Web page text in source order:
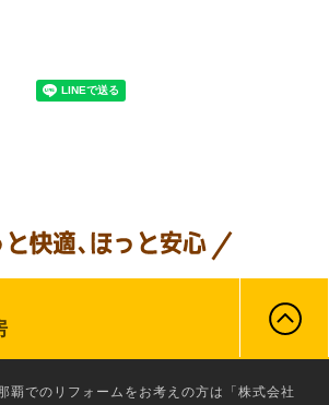
覇でのリフォームをお考えの方は「株式会社